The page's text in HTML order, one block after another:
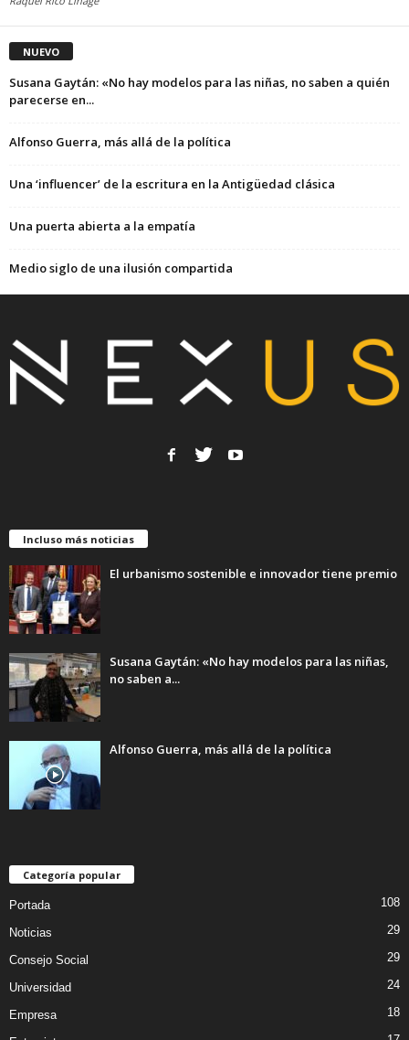
NUEVO
Susana Gaytán: «No hay modelos para las niñas, no saben a quién
parecerse en...
Alfonso Guerra, más allá de la política
Una ‘influencer’ de la escritura en la Antigüedad clásica
Una puerta abierta a la empatía
Medio siglo de una ilusión compartida
Incluso más noticias
El urbanismo sostenible e innovador tiene premio
Susana Gaytán: «No hay modelos para las niñas,
no saben a...
Alfonso Guerra, más allá de la política
Categoría popular
Portada 108
Noticias 29
Consejo Social 29
Universidad 24
Empresa 18